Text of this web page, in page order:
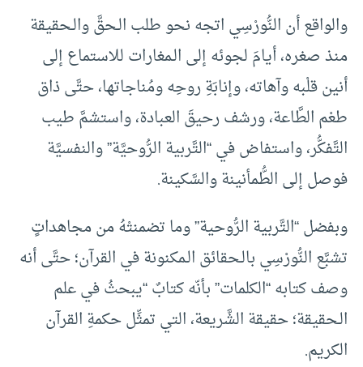
والواقع أن النُّورْسِي اتجه نحو طلب الـحقَّ والـحقيقة
منذ صغره، أيامَ لجوئه إلى الـمغارات للاستماع إلى
أنين قلْبه وآهاته، وإنابَةِ روحِه ومُناجاتها، حتَّى ذاق
طعْم الطَّاعة، ورشف رحيقَ العبادة، واستشمَّ طيب
التَّفكُّر، واستفاض في “التَّربية الرُّوحيَّة” والنفسيَّة
فوصل إلى الطُّمأنينة والسَّكينة.
وبفضل “التَّربية الرُّوحية” وما تضمنتْهُ من مجاهداتٍ
تشبَّع النُّورْسِي بالـحقائق الـمكنونة في القرآن؛ حتَّى أنه
وصف كتابه “الكلمات” بأنّه كتابٌ “يبحثُ في علم
الـحقيقة؛ حقيقة الشَّريعة، التي تمثِّل حكمةِ القرآن
الكريم.